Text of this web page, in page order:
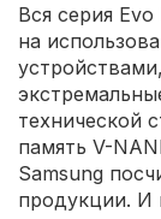
Вся серия
на
технической
память V-
Samsung
продукции. И